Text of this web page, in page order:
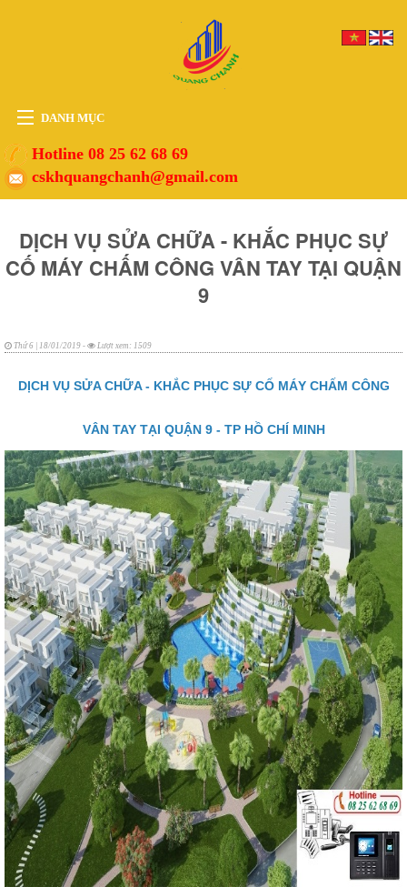
DANH MỤC
HOME
THIẾT BỊ
PHỤ KIỆN
DỊCH VỤ
Hotline 08 25 62 68 69
cskhquangchanh@gmail.com
DỊCH VỤ SỬA CHỮA - KHẮC PHỤC SỰ
CỐ MÁY CHẤM CÔNG VÂN TAY TẠI QUẬN
9
Thứ 6 | 18/01/2019 - Lượt xem: 1509
DỊCH VỤ SỬA CHỮA - KHẮC PHỤC SỰ CỐ MÁY CHẤM CÔNG
VÂN TAY TẠI QUẬN 9 - TP HỒ CHÍ MINH